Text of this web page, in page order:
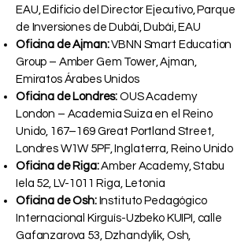
EAU, Edificio del Director Ejecutivo, Parque
de Inversiones de Dubái, Dubái, EAU
Oficina de Ajman:VBNN Smart Education
Group – Amber Gem Tower, Ajman,
Emiratos Árabes Unidos
Oficina de Londres: OUS Academy
London – Academia Suiza en el Reino
Unido, 167–169 Great Portland Street,
Londres W1W 5PF, Inglaterra, Reino Unido
Oficina de Riga:Amber Academy, Stabu
Iela 52, LV-1011 Riga, Letonia
Oficina de Osh:Instituto Pedagógico
Internacional Kirguís-Uzbeko KUIPI, calle
Gafanzarova 53, Dzhandylik, Osh,